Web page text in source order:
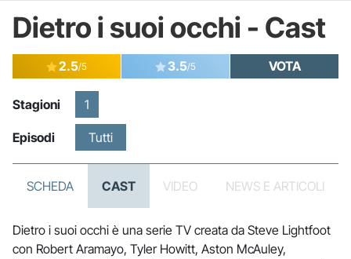
Dietro i suoi occhi - Cast
2.5/5 3.5/5 VOTA
Stagioni 1
Episodi Tutti
SCHEDA CAST VIDEO NEWS E ARTICOLI
Dietro i suoi occhi è una serie TV creata da Steve Lightfoot
con Robert Aramayo, Tyler Howitt, Aston McAuley,